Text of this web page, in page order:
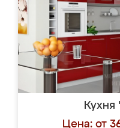
Кухня
Цена: от